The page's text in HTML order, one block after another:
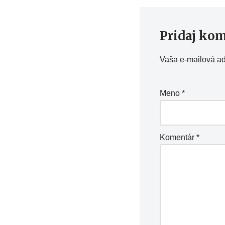
Pridaj
Vaša e-mailová
Meno *
Komentár *